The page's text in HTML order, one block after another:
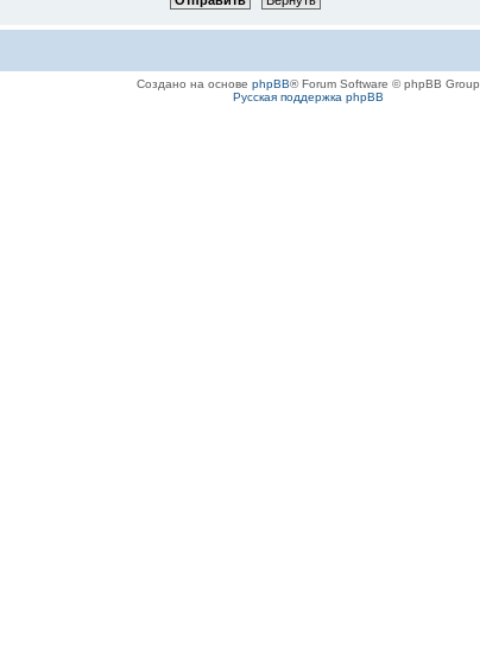
Создано на основе phpBB® Forum Software © phpBB Group
Русская поддержка phpBB